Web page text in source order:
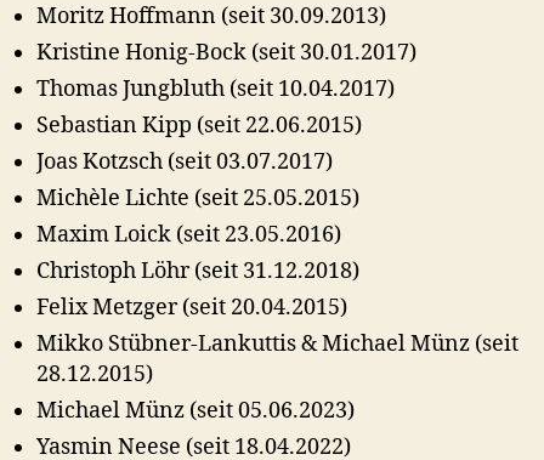
Moritz Hoffmann (seit 30.09.2013)
Kristine Honig-Bock (seit 30.01.2017)
Thomas Jungbluth (seit 10.04.2017)
Sebastian Kipp (seit 22.06.2015)
Joas Kotzsch (seit 03.07.2017)
Michèle Lichte (seit 25.05.2015)
Maxim Loick (seit 23.05.2016)
Christoph Löhr (seit 31.12.2018)
Felix Metzger (seit 20.04.2015)
Mikko Stübner-Lankuttis & Michael Münz (seit
28.12.2015)
Michael Münz (seit 05.06.2023)
Yasmin Neese (seit 18.04.2022)